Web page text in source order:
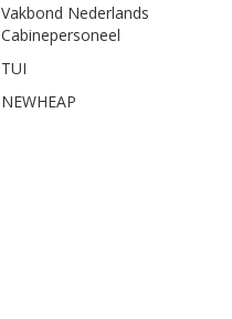
Vakbond Nederlands
Cabinepersoneel
TUI
NEWHEAP